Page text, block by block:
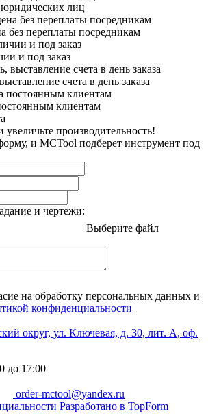
лиц
без переплаты посредникам
и под заказ
выставление счета в день заказа
клиентам
увеличьте производительность!
и MCTool подберет инструмент под
и чертежи:
Выберите файл
на обработку персональных данных и
конфиденциальности
округ, ул. Ключевая, д. 30, лит. А, оф.
до 17:00
order-mctool@yandex.ru
Разработано в TopForm